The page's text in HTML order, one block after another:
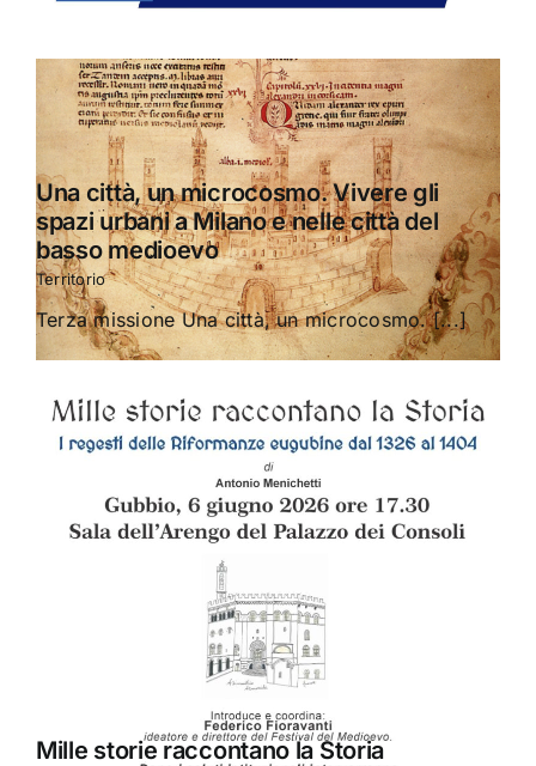
Una città, un microcosmo. Vivere gli
spazi urbani a Milano e nelle città del
basso medioevo
Territorio
Terza missione Una città, un microcosmo. [...]
Mille storie raccontano la Storia